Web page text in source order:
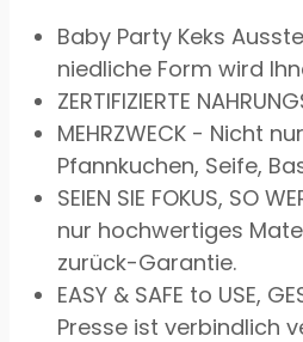
Baby Party Keks
niedliche Form wird
ZERTIFIZIERTE
MEHRZWECK - Nicht
Pfannkuchen, Seife,
SEIEN SIE FOKUS,
nur hochwertiges
zurück-Garantie.
EASY & SAFE to USE,
Presse ist verbindlich